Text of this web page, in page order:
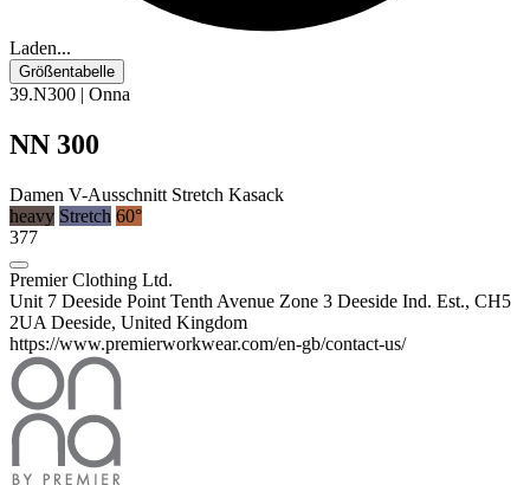
Laden...
Größentabelle
39.N300 | Onna
NN 300
Damen V-Ausschnitt Stretch Kasack
heavy Stretch 60°
377
Premier Clothing Ltd.
Unit 7 Deeside Point Tenth Avenue Zone 3 Deeside Ind. Est., CH5
2UA Deeside, United Kingdom
https://www.premierworkwear.com/en-gb/contact-us/